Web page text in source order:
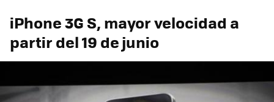
iPhone 3G S, mayor velocidad a
partir del 19 de junio